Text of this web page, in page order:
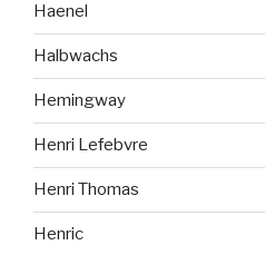
Haenel
Halbwachs
Hemingway
Henri Lefebvre
Henri Thomas
Henric